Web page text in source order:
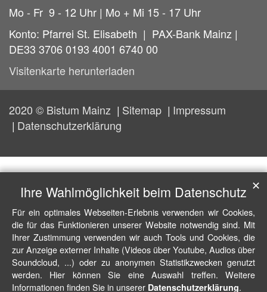
Mo - Fr 9 - 12 Uhr | Mo + Mi 15 - 17 Uhr
Konto: Pfarrei St. Elisabeth | PAX-Bank Mainz |
DE33 3706 0193 4001 6740 00
Visitenkarte herunterladen
2020 © Bistum Mainz Sitemap
Impressum
Datenschutzerklärung
Ihre Wahlmöglichkeit beim Datenschutz
Für ein optimales Webseiten-Erlebnis verwenden wir Cookies,
die für das Funktionieren unserer Website notwendig sind. Mit
Ihrer Zustimmung verwenden wir auch Tools und Cookies, die
zur Anzeige externer Inhalte (Videos über Youtube, Audios über
Soundcloud, ...) oder zu anonymen Statistikzwecken genutzt
werden. Hier können Sie eine Auswahl treffen. Weitere
Informationen finden Sie in unserer Datenschutzerklärung.
✕